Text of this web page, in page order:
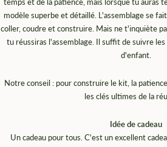
temps et de la patience, mais lorsque tu auras
modèle superbe et détaillé. L'assemblage se
coller, coudre et construire. Mais ne t'inquiète
tu réussiras l'assemblage. Il suffit de suivre
d'enfant.
Notre conseil : pour construire le kit, la
les clés ultimes de la
Idée de cadeau
Un cadeau pour tous. C'est un excellent